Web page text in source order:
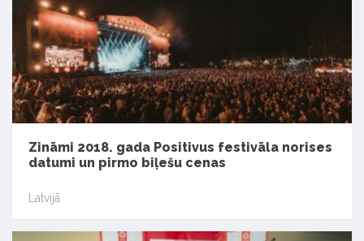
Zināmi 2018. gada Positivus festivāla norises
datumi un pirmo biļešu cenas
Latvijā